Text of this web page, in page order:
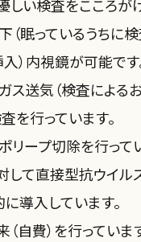
しい検査をこころが
（眠っているうちに検
）内視鏡が可能です
ス送気（検査による
を行っています。
リープ切除を行って
して直接型抗ウイル
導入しています。
自費）を行っていま